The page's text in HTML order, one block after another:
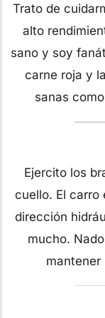
Trato de
alto
sano y soy
carne roja y
sanas
Ejercito los
cuello. El carro
dirección
mucho.
mantener